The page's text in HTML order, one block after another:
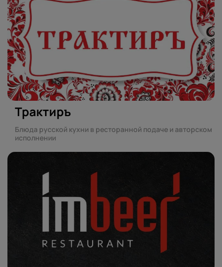
Трактиръ
Блюда русской кухни в ресторанной подаче и авторском
исполнении